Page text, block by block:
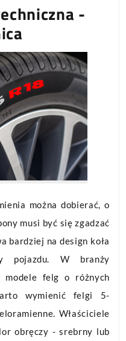
-
można dobierać, o
musi być się zgadzać
bardziej na design koła
pojazdu. W branży
modele felg o różnych
wymienić felgi 5-
Właściciele
obręczy - srebrny lub